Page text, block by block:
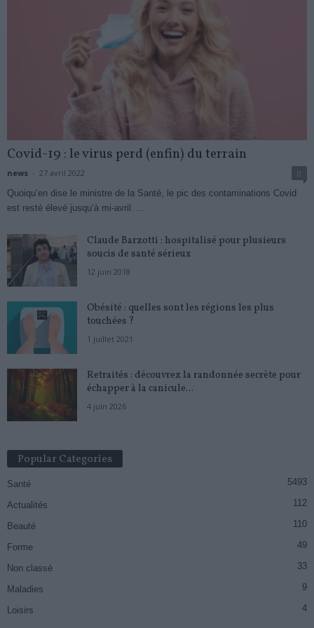
Covid-19 : le virus perd (enfin) du terrain
news - 27 avril 2022
0
Quoiqu’en dise le ministre de la Santé, le pic des contaminations Covid
est resté élevé jusqu’à mi-avril. ...
Claude Barzotti : hospitalisé pour plusieurs
soucis de santé sérieux
12 juin 2018
Obésité : quelles sont les régions les plus
touchées ?
1 juillet 2021
Retraités : découvrez la randonnée secrète pour
échapper à la canicule...
4 juin 2026
Popular Categories
Santé 5493
Actualités 112
Beauté 110
Forme 49
Non classé 33
Maladies 9
Loisirs 4